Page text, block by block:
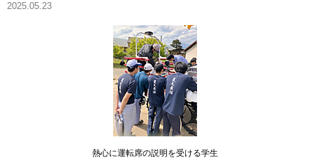
2025.05.23
熱心に運転席の説明を受ける学生